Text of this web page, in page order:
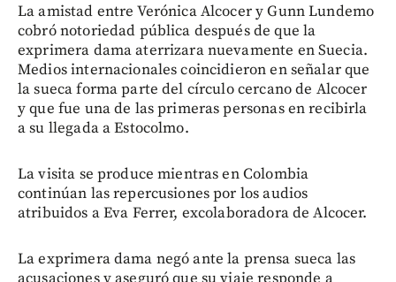
La amistad entre Verónica Alcocer y Gunn Lundemo
cobró notoriedad pública después de que la
exprimera dama aterrizara nuevamente en Suecia.
Medios internacionales coincidieron en señalar que
la sueca forma parte del círculo cercano de Alcocer
y que fue una de las primeras personas en recibirla
a su llegada a Estocolmo.
La visita se produce mientras en Colombia
continúan las repercusiones por los audios
atribuidos a Eva Ferrer, excolaboradora de Alcocer.
La exprimera dama negó ante la prensa sueca las
acusaciones y aseguró que su viaje responde a